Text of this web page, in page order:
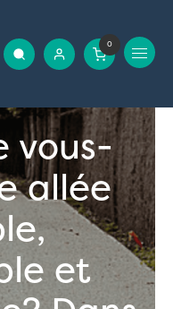
0
vous-
allée
et